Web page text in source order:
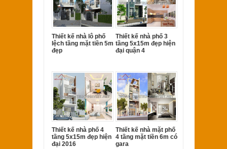
Thiết kế nhà lô phố
lệch tầng mặt tiền 5m
đẹp
Thiết kế nhà phố 3
tầng 5x15m đẹp hiện
đại quận 4
Thiết kế nhà phố 4
tầng 5x15m đẹp hiện
đại 2016
Thiết kế nhà mặt phố
4 tầng mặt tiền 6m có
gara